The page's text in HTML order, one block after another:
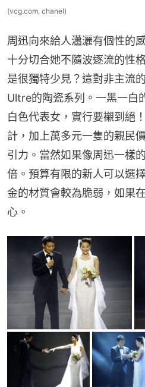
(vcg.com, chanel)
周迅向來給人瀟灑有個性的
十分切合她不隨波逐流的性
是很獨特少見？這對非主流
Ultre的陶瓷系列。一黑一白
白色代表女，實行要襯到絕
計，加上萬多元一隻的親民
引力。當然如果像周迅一樣
倍。預算有限的新人可以選
金的材質會較為脆弱，如果
心。